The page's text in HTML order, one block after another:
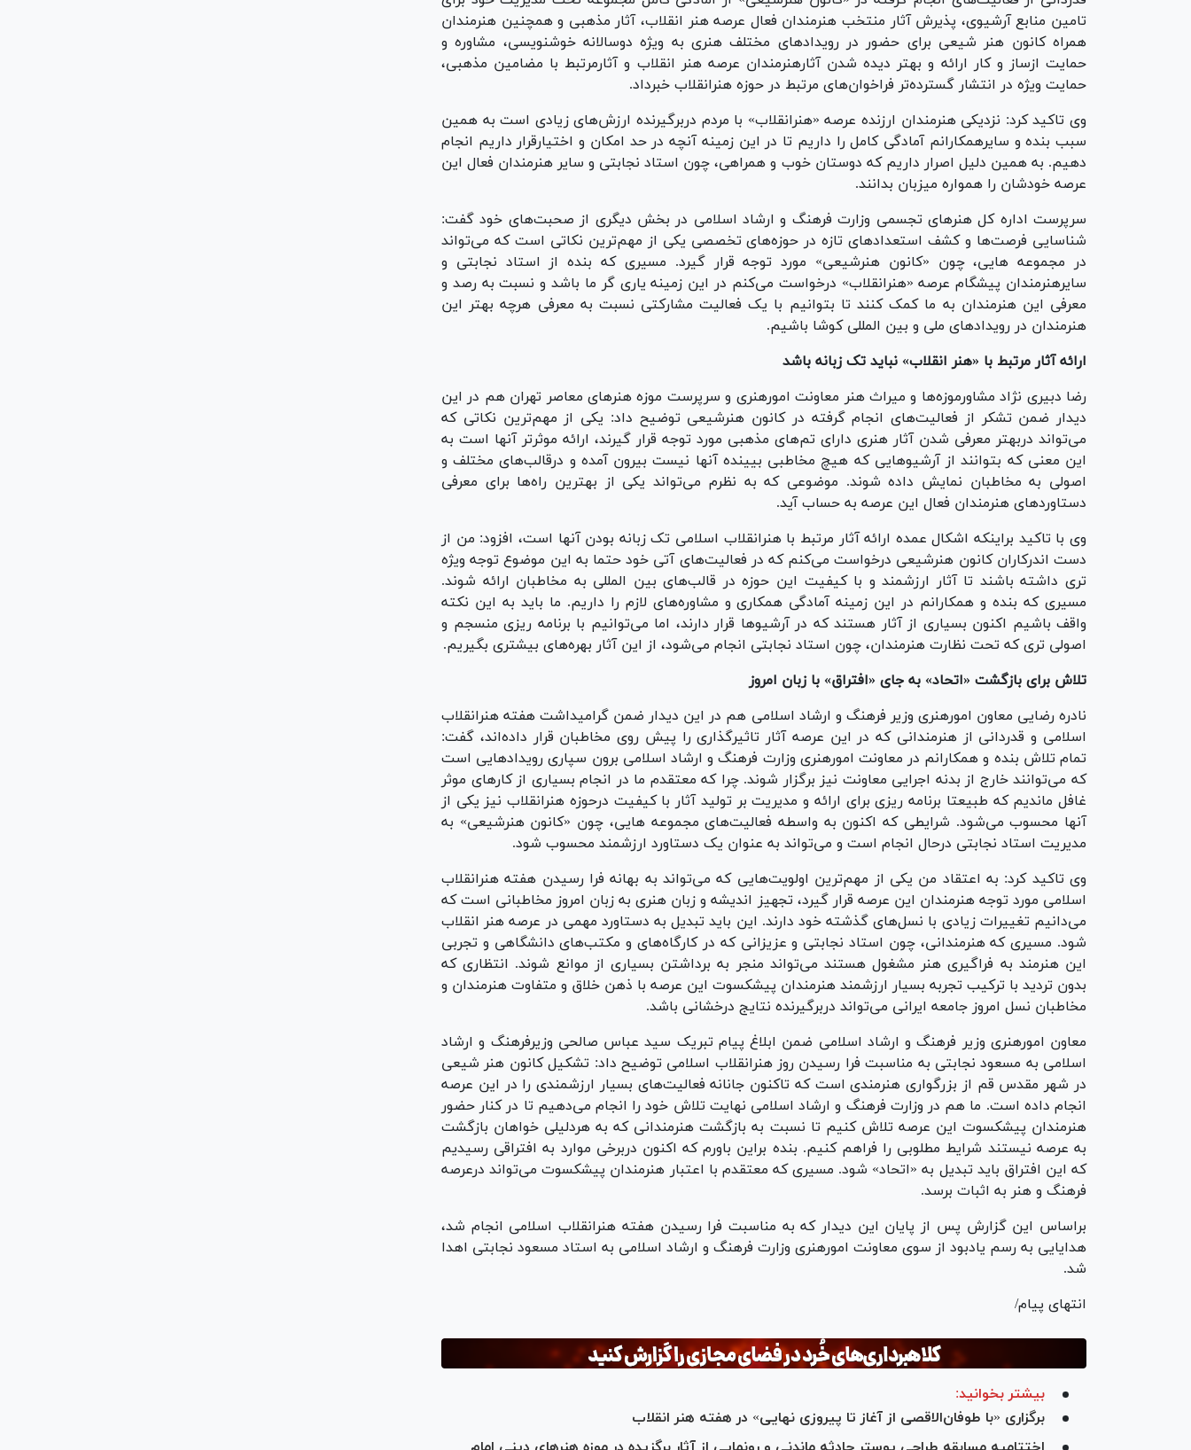
تامین منابع آرشیوی، پذیرش آثار منتخب هنرمندان فعال عرصه هنر انقلاب، آثار مذهبی و همچنین هنرمندان
همراه کانون هنر شیعی برای حضور در رویداد‌های مختلف هنری به ویژه دوسالانه خوشنویسی، مشاوره و
حمایت ازساز و کار ارائه و بهتر دیده شدن آثارهنرمندان عرصه هنر انقلاب و آثارمرتبط با مضامین مذهبی،
حمایت ویژه در انتشار گسترده‌تر فراخوان‌های مرتبط در حوزه هنرانقلاب خبرداد.
وی تاکید کرد: نزدیکی هنرمندان ارزنده عرصه «هنرانقلاب» با مردم دربرگیرنده ارزش‌های زیادی است به همین
سبب بنده و سایرهمکارانم آمادگی کامل را داریم تا در این زمینه آنچه در حد امکان و اختیارقرار داریم انجام
دهیم. به همین دلیل اصرار داریم که دوستان خوب و همراهی، چون استاد نجابتی و سایر هنرمندان فعال این
عرصه خودشان را همواره میزبان بدانند.
سرپرست اداره کل هنر‌های تجسمی وزارت فرهنگ و ارشاد اسلامی در بخش دیگری از صحبت‌های خود گفت:
شناسایی فرصت‌ها و کشف استعداد‌های تازه در حوزه‌های تخصصی یکی از مهم‌ترین نکاتی است که می‌تواند
در مجموعه هایی، چون «کانون هنرشیعی» مورد توجه قرار گیرد. مسیری که بنده از استاد نجابتی و
سایرهنرمندان پیشگام عرصه «هنرانقلاب» درخواست می‌کنم در این زمینه یاری گر ما باشد و نسبت به رصد و
معرفی این هنرمندان به ما کمک کنند تا بتوانیم با یک فعالیت مشارکتی نسبت به معرفی هرچه بهتر این
هنرمندان در رویداد‌های ملی و بین المللی کوشا باشیم.
ارائه آثار مرتبط با «هنر انقلاب» نباید تک زبانه باشد
رضا دبیری نژاد مشاورموزه‌ها و میراث هنر معاونت امورهنری و سرپرست موزه هنر‌های معاصر تهران هم در این
دیدار ضمن تشکر از فعالیت‌های انجام گرفته در کانون هنرشیعی توضیح داد: یکی از مهم‌ترین نکاتی که
می‌تواند دربهتر معرفی شدن آثار هنری دارای تم‌های مذهبی مورد توجه قرار گیرند، ارائه موثرتر آنها است به
این معنی که بتوانند از آرشیو‌هایی که هیچ مخاطبی بیینده آنها نیست بیرون آمده و درقالب‌های مختلف و
اصولی به مخاطبان نمایش داده شوند. موضوعی که به نظرم می‌تواند یکی از بهترین راه‌ها برای معرفی
دستاورد‌های هنرمندان فعال این عرصه به حساب آید.
وی با تاکید براینکه اشکال عمده ارائه آثار مرتبط با هنرانقلاب اسلامی تک زبانه بودن آنها است، افزود: من از
دست اندرکاران کانون هنرشیعی درخواست می‌کنم که در فعالیت‌های آتی خود حتما به این موضوع توجه ویژه
تری داشته باشند تا آثار ارزشمند و با کیفیت این حوزه در قالب‌های بین المللی به مخاطبان ارائه شوند.
مسیری که بنده و همکارانم در این زمینه آمادگی همکاری و مشاوره‌های لازم را داریم. ما باید به این نکته
واقف باشیم اکنون بسیاری از آثار هستند که در آرشیو‌ها قرار دارند، اما می‌توانیم با برنامه ریزی منسجم و
اصولی تری که تحت نظارت هنرمندان، چون استاد نجابتی انجام می‌شود، از این آثار بهره‌های بیشتری بگیریم.
تلاش برای بازگشت «اتحاد» به جای «افتراق» با زبان امروز
نادره رضایی معاون امورهنری وزیر فرهنگ و ارشاد اسلامی هم در این دیدار ضمن گرامیداشت هفته هنرانقلاب
اسلامی و قدردانی از هنرمندانی که در این عرصه آثار تاثیرگذاری را پیش روی مخاطبان قرار داده‌اند، گفت:
تمام تلاش بنده و همکارانم در معاونت امورهنری وزارت فرهنگ و ارشاد اسلامی برون سپاری رویداد‌هایی است
که می‌توانند خارج از بدنه اجرایی معاونت نیز برگزار شوند. چرا که معتقدم ما در انجام بسیاری از کار‌های موثر
غافل ماندیم که طبیعتا برنامه ریزی برای ارائه و مدیریت بر تولید آثار با کیفیت درحوزه هنرانقلاب نیز یکی از
آنها محسوب می‌شود. شرایطی که اکنون به واسطه فعالیت‌های مجموعه هایی، چون «کانون هنرشیعی» به
مدیریت استاد نجابتی درحال انجام است و می‌تواند به عنوان یک دستاورد ارزشمند محسوب شود.
وی تاکید کرد: به اعتقاد من یکی از مهم‌ترین اولویت‌هایی که می‌تواند به بهانه فرا رسیدن هفته هنرانقلاب
اسلامی مورد توجه هنرمندان این عرصه قرار گیرد، تجهیز اندیشه و زبان هنری به زبان امروز مخاطبانی است که
می‌دانیم تغییرات زیادی با نسل‌های گذشته خود دارند. این باید تبدیل به دستاورد مهمی در عرصه هنر انقلاب
شود. مسیری که هنرمندانی، چون استاد نجابتی و عزیزانی که در کارگاه‌های و مکتب‌های دانشگاهی و تجربی
این هنرمند به فراگیری هنر مشغول هستند می‌تواند منجر به برداشتن بسیاری از موانع شوند. انتظاری که
بدون تردید با ترکیب تجربه بسیار ارزشمند هنرمندان پیشکسوت این عرصه با ذهن خلاق و متفاوت هنرمندان و
مخاطبان نسل امروز جامعه ایرانی می‌تواند دربرگیرنده نتایج درخشانی باشد.
معاون امورهنری وزیر فرهنگ و ارشاد اسلامی ضمن ابلاغ پیام تبریک سید عباس صالحی وزیرفرهنگ و ارشاد
اسلامی به مسعود نجابتی به مناسبت فرا رسیدن روز هنرانقلاب اسلامی توضیح داد: تشکیل کانون هنر شیعی
در شهر مقدس قم از بزرگواری هنرمندی است که تاکنون جانانه فعالیت‌های بسیار ارزشمندی را در این عرصه
انجام داده است. ما هم در وزارت فرهنگ و ارشاد اسلامی نهایت تلاش خود را انجام می‌دهیم تا در کنار حضور
هنرمندان پیشکسوت این عرصه تلاش کنیم تا نسبت به بازگشت هنرمندانی که به هردلیلی خواهان بازگشت
به عرصه نیستند شرایط مطلوبی را فراهم کنیم. بنده براین باورم که اکنون دربرخی موارد به افتراقی رسیدیم
که این افتراق باید تبدیل به «اتحاد» شود. مسیری که معتقدم با اعتبار هنرمندان پیشکسوت می‌تواند درعرصه
فرهنگ و هنر به اثبات برسد.
براساس این گزارش پس از پایان این دیدار که به مناسبت فرا رسیدن هفته هنرانقلاب اسلامی انجام شد،
هدایایی به رسم یادبود از سوی معاونت امورهنری وزارت فرهنگ و ارشاد اسلامی به استاد مسعود نجابتی اهدا
شد.
انتهای پیام/
بیشتر بخوانید:
برگزاری «با طوفان‌الاقصی از آغاز تا پیروزی نهایی» در هفته هنر انقلاب